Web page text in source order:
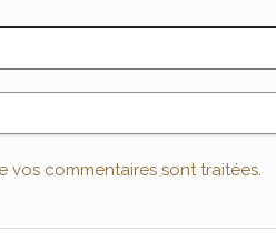
vos commentaires sont traitées